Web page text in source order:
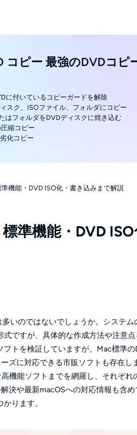
コピー 最強のDVDコピ
に付いているコピーガードを解除
スク、ISOファイル、フォルダにコピー
はフォルダをDVDディスクに焼き込む
縮コピー
化コピー
機能・DVD ISO化・書き込みまで解説
準機能・DVD ISO
いのではないでしょうか。システム
ですが、具体的な作成方法や注意
トを検証していますが、Mac標準
ズに対応できる市販ソフトも存在し
機能ソフトまでを網羅し、それぞれ
決や最新macOSへの対応情報も含
ります。